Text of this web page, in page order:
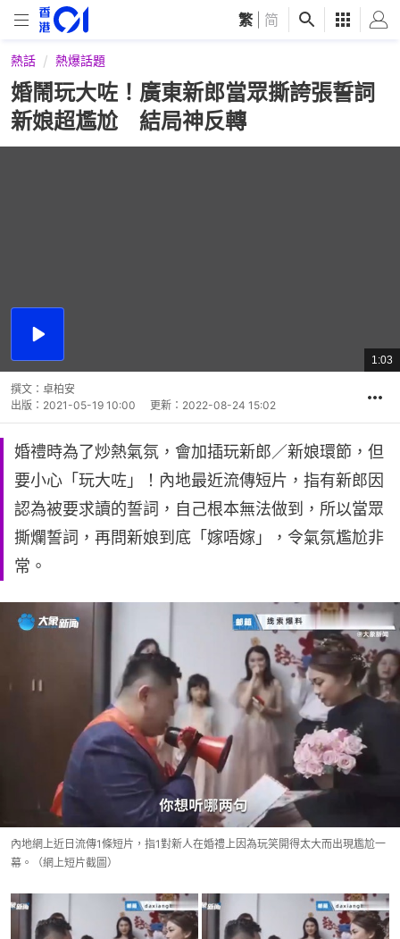
繁 简
熱話 熱爆話題
婚鬧玩大咗！廣東新郎當眾撕誇張誓詞
新娘超尷尬 結局神反轉
播
總
共
1:03
撰文： 卓柏安
出版： 2021-05-19 10:00 更新： 2022-08-24 15:02
婚禮時為了炒熱氣氛，會加插玩新郎／新娘環節，但
要小心「玩大咗」！內地最近流傳短片，指有新郎因
認為被要求讀的誓詞，自己根本無法做到，所以當眾
撕爛誓詞，再問新娘到底「嫁唔嫁」，令氣氛尷尬非
常。
內地網上近日流傳1條短片，指1對新人在婚禮上因為玩笑開得太大而出現尷尬一
幕。（網上短片截圖）